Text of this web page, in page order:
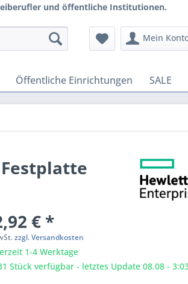
und öffentliche Institutionen.
Mein
Öffentliche Einrichtungen SALE
Festplatte
€ *
zzgl. Versandkosten
1-4 Werktage
Stück verfügbar - letztes Update 08.08 -